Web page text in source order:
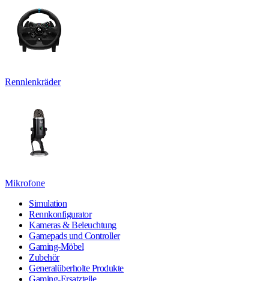
Rennlenkräder
Mikrofone
Simulation
Rennkonfigurator
Kameras & Beleuchtung
Gamepads und Controller
Gaming-Möbel
Zubehör
Generalüberholte Produkte
Gaming-Ersatzteile